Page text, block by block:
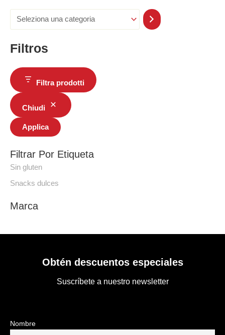
Filtros
Filtra prodotti
Chiudi
Applica
Filtrar Por Etiqueta
Sin gluten
Snacks dulces
Marca
Obtén descuentos especiales
Suscríbete a nuestro newsletter
Nombre